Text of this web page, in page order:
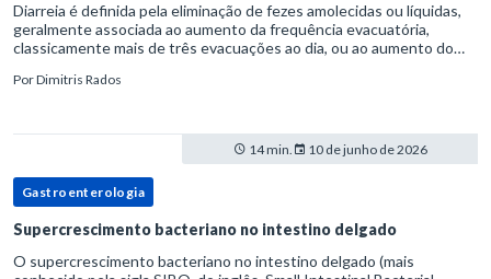
Diarreia é definida pela eliminação de fezes amolecidas ou líquidas,
geralmente associada ao aumento da frequência evacuatória,
classicamente mais de três evacuações ao dia, ou ao aumento do
PorDimitris Rados
14 min. 10 de junho de 2026
Gastroenterologia
Supercrescimento bacteriano no intestino delgado
O supercrescimento bacteriano no intestino delgado (mais